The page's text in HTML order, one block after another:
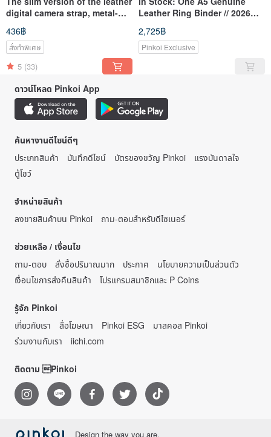
digital camera strap, metal-
free, will not scratch the
screen
436฿
สั่งทำพิเศษ
5 (33)
Leather Ring Binder // 2026
Planner
2,725฿
Pinkoi Exclusive
ดาวน์โหลด Pinkoi App
ค้นหางานดีไซน์ดีๆ
ประเภทสินค้า
บันทึกดีไซน์ บัตรของขวัญ Pinkoi
แรงบันดาลใจ
ตู้โชว์
จำหน่ายสินค้า
ลงขายสินค้าบน Pinkoi
ถาม-ตอบสำหรับดีไซเนอร์
ช่วยเหลือ / เงื่อนไข
ถาม-ตอบ
สั่งซื้อปริมาณมาก ประกาศ
นโยบายความเป็นส่วนตัว
เงื่อนไขการส่งคืนสินค้า
โปรแกรมสมาชิกและ P Coins
รู้จัก Pinkoi
เกี่ยวกับเรา
สื่อโฆษณา Pinkoi ESG
มาสคอส Pinkoi
ร่วมงานกับเรา
iichi.com
ติดตาม Pinkoi
Design the way you are.